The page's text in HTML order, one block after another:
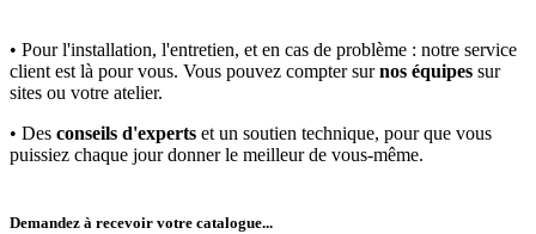
• Pour l'installation, l'entretien, et en cas de problème : notre service
client est là pour vous. Vous pouvez compter surnos équipes sur
sites ou votre atelier.
• Des conseils d'experts et un soutien technique, pour que vous
puissiez chaque jour donner le meilleur de vous-même.
Demandez à recevoir votre catalogue...